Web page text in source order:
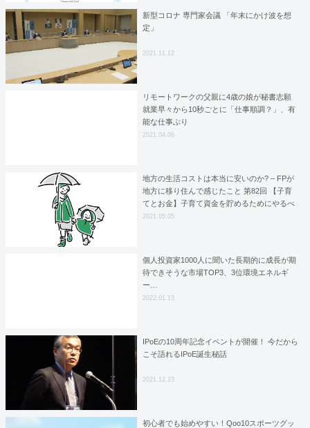
新型コロナ 専門家会議 「年末にかけ波を想
定」
2021.11.12
リモートワークの父親に4歳の娘が秘書志願
就業早々から10秒ごとに「仕事順調？」、有
能な仕事ぶり
2021.04.06
地方の生活コストは本当に安いのか? – FPが
地方に移り住んで感じたこと 第82回 【子育
てとお金】子育て資金を貯めるためにやるべ
きこととは?
2021.05.05
個人投資家1000人に聞いた長期的に成長が期
待できそうな市場TOP3、3位環境エネルギ
ー…
2022.01.13
IPoEの10周年記念イベントが開催！ 今だから
こそ語れるIPoE誕生秘話
2021.12.23
初心者でも始めやすい！Qoo10スポーツグッ